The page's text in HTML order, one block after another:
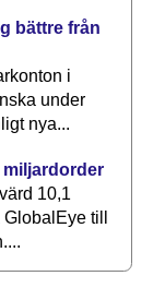
bättre från
i
under
nya...
10,1
till